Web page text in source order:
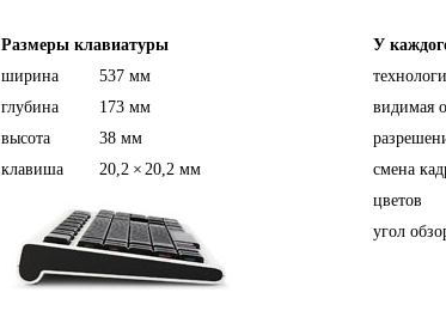
Размеры клавиатуры
ширина
537 мм
глубина
173 мм
высота
38 мм
клавиша
20,2 × 20,2 мм
У
видимая
смена
цветов
угол